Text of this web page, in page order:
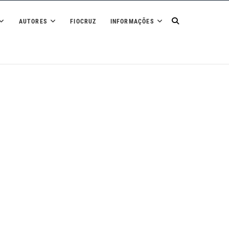
sobre Acesso
AUTORES FIOCRUZ INFORMAÇÕES